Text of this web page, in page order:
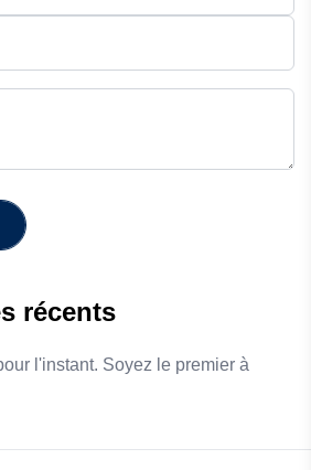
récents
l'instant. Soyez le premier à